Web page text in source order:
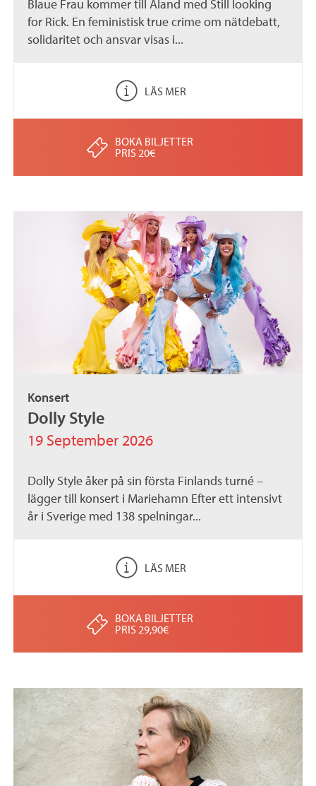
Blaue Frau kommer till Åland med Still looking
for Rick. En feministisk true crime om nätdebatt,
solidaritet och ansvar visas i...
LÄS MER
BOKA BILJETTER
PRIS 20€
Konsert
Dolly Style
19 September 2026
Dolly Style åker på sin första Finlands turné –
lägger till konsert i Mariehamn Efter ett intensivt
år i Sverige med 138 spelningar...
LÄS MER
BOKA BILJETTER
PRIS 29,90€